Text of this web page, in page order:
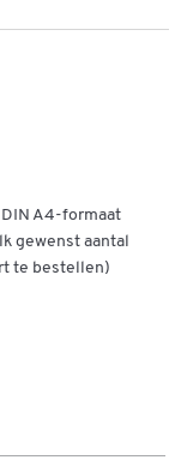
A4-formaat
gewenst aantal
te bestellen)